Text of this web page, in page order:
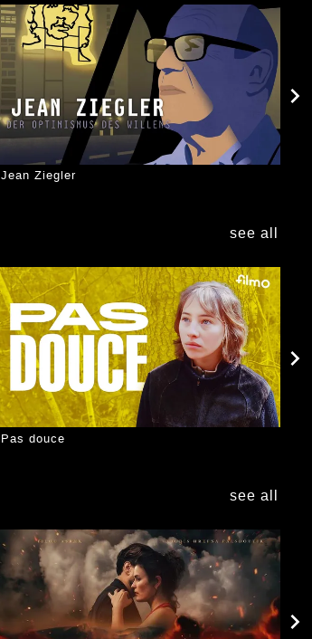
Jean Ziegler
see all
Pas douce
see all